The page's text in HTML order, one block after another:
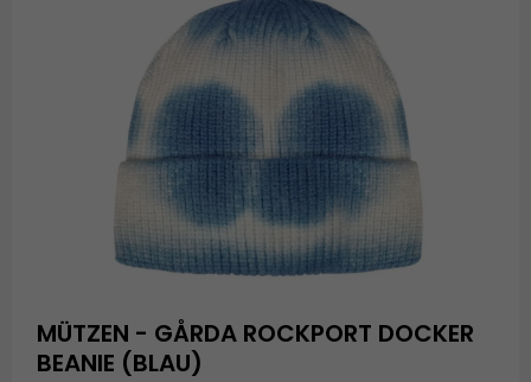
MÜTZEN - GÅRDA ROCKPORT DOCKER
BEANIE (BLAU)